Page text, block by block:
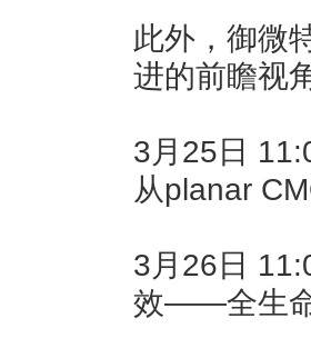
此外，御微
进的前瞻视
3月25日
从planar
3月26日
效——全生命